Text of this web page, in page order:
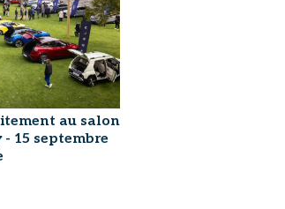
au salon
15 septembre